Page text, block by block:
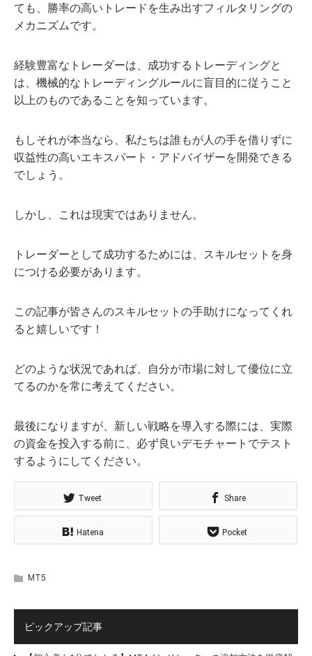
ても、勝率の高いトレードを生み出すフィルタリングの
メカニズムです。
経験豊富なトレーダーは、成功するトレーディングと
は、機械的なトレーディングルールに盲目的に従うこと
以上のものであることを知っています。
もしそれが本当なら、私たちは誰もが人の手を借りずに
収益性の高いエキスパート・アドバイザーを開発できる
でしょう。
しかし、これは現実ではありません。
トレーダーとして成功するためには、スキルセットを身
につける必要があります。
この記事が皆さんのスキルセットの手助けになってくれ
ると嬉しいです！
どのような状況であれば、自分が市場に対して優位に立
てるのかを常に考えてください。
最後になりますが、新しい戦略を導入する際には、実際
の資金を投入する前に、必ず良いデモチャートでテスト
するようにしてください。
Tweet Share
Hatena Pocket
MT5
ピックアップ記事